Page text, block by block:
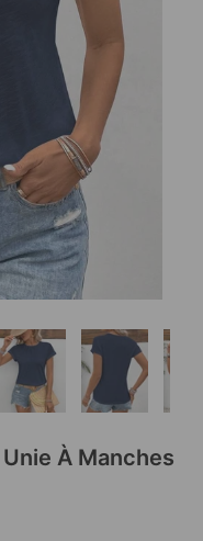
À Manches